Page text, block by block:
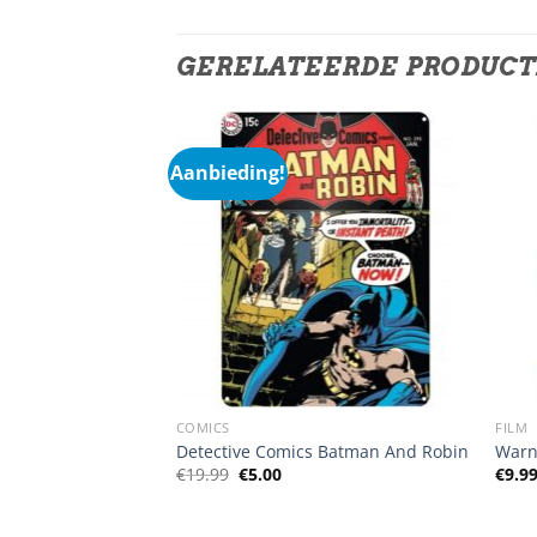
GERELATEERDE
Aanbieding!
COMICS
Detective Comics Batman And Robin
€19.99 Oorspronkelijke
€5.00Huidige
FILM
€